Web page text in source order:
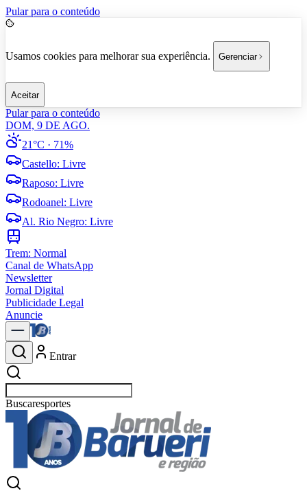
Pular para o conteúdo
Usamos cookies para melhorar sua experiência. Gerenciar
Aceitar
Pular para o conteúdo
DOM, 9 DE AGO.
21°C · 71%
Castello: Livre
Raposo: Livre
Rodoanel: Livre
Al. Rio Negro: Livre
Trem: Normal
Canal de WhatsApp
Newsletter
Jornal Digital
Publicidade Legal
Anuncie
Entrar
Buscarespor